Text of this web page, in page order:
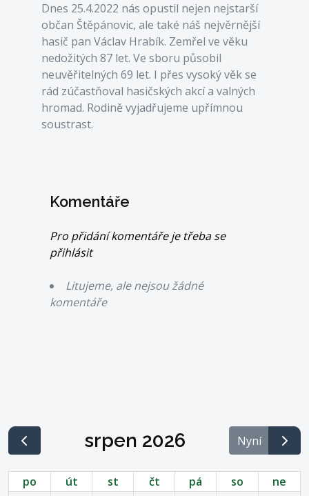
Dnes 25.4.2022 nás opustil nejen nejstarší
občan Štěpánovic, ale také náš nejvěrnější
hasič pan Václav Hrabík. Zemřel ve věku
nedožitých 87 let. Ve sboru působil
neuvěřitelných 69 let. I přes vysoký věk se
rád zúčastňoval hasičských akcí a valných
hromad. Rodině vyjadřujeme upřímnou
soustrast.
Komentáře
Pro přidání komentáře je třeba se
přihlásit
Litujeme, ale nejsou žádné
komentáře
srpen 2026 Nyní
po út st čt pá so
ne